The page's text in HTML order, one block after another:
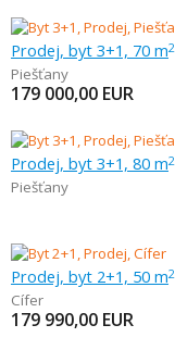
Prodej, byt 3+1, 70 m2
Piešťany
179 000,00 EUR
Prodej, byt 3+1, 80 m2
Piešťany
Prodej, byt 2+1, 50 m2
Cífer
179 990,00 EUR